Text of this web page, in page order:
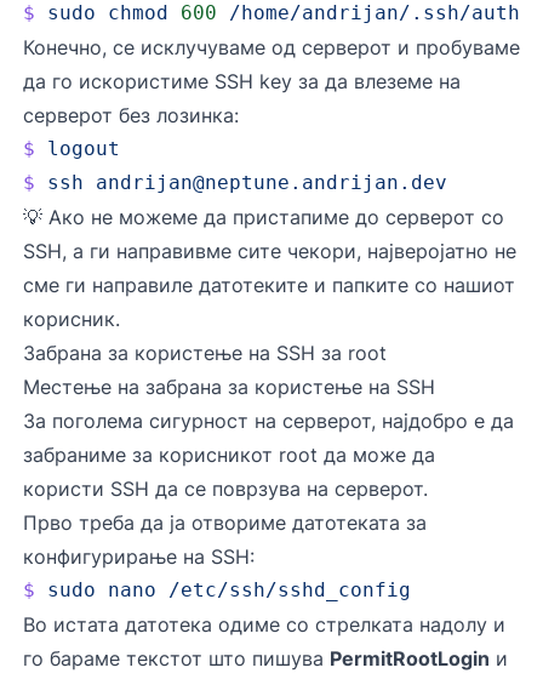
$ sudo chmod 600 /home/andrijan/.ssh/
Конечно, се исклучуваме од серверот и пробуваме
да го искористиме SSH key за да влеземе на
серверот без лозинка:
$ logout
$ ssh andrijan@neptune.andrijan.dev
💡 Ако не можеме да пристапиме до серверот со
SSH, а ги направивме сите чекори, најверојатно не
сме ги направиле датотеките и папките со нашиот
корисник.
Забрана за користење на SSH за root
Местење на забрана за користење на SSH
За поголема сигурност на серверот, најдобро е да
забраниме за корисникот root да може да
користи SSH да се поврзува на серверот.
Прво треба да ја отвориме датотеката за
конфигурирање на SSH:
$ sudo nano /etc/ssh/sshd_config
Во истата датотека одиме со стрелката надолу и
го бараме текстот што пишува PermitRootLogin и